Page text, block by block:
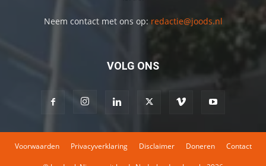
Neem contact met ons op: redactie@joods.nl
VOLG ONS
Voorwaarden Privacyverklaring Disclaimer Doneren Contact